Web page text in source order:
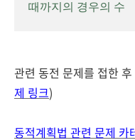
때까지의 경우의 수
관련 동전 문제를 접한
제 링크)
동적계획법 관련 문제 카